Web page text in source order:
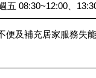
五 08:30~12:00、
及補充居家服務失能